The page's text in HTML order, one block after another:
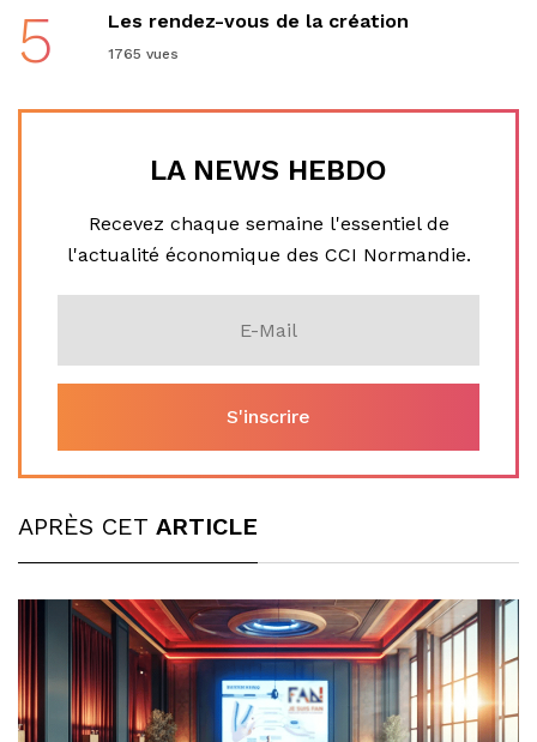
5 Les rendez-vous de la création
1765 vues
LA NEWS HEBDO
Recevez chaque semaine l'essentiel de
l'actualité économique des CCI Normandie.
APRÈS CET ARTICLE